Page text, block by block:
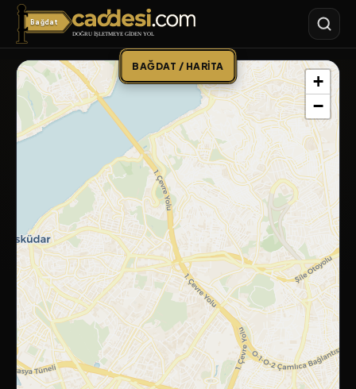
Bağdat
Bağdat Caddesi
BAĞDAT / HARITA
+
−